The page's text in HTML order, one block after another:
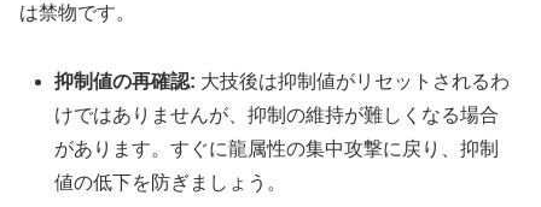
は禁物です。
抑制値の再確認: 大技後は抑制値がリセットされるわ
けではありませんが、抑制の維持が難しくなる場合
があります。すぐに龍属性の集中攻撃に戻り、抑制
値の低下を防ぎましょう。